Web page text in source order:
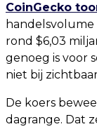
CoinGecko
rond $6,03
genoeg is voor
niet bij
De koers
dagrange. Dat